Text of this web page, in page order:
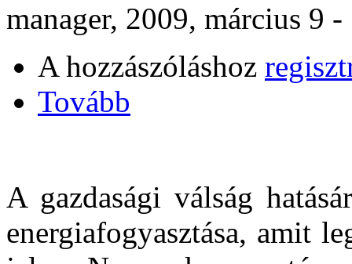
manager, 2009, március 9
A hozzászóláshoz
Tovább
A gazdasági válság
energiafogyasztása, amit